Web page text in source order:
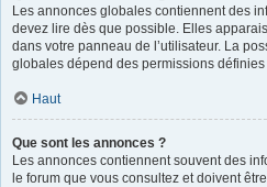
Les annonces globales contiennent des
devez lire dès que possible. Elles
dans votre panneau de l’utilisateur. La
globales dépend des permissions définies
Haut
Que sont les annonces ?
Les annonces contiennent souvent des
le forum que vous consultez et doivent